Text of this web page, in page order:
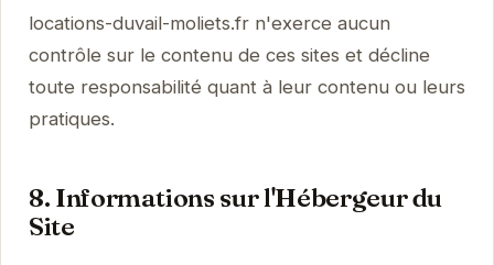
locations-duvail-moliets.fr n'exerce aucun
contrôle sur le contenu de ces sites et décline
toute responsabilité quant à leur contenu ou leurs
pratiques.
8. Informations sur l'Hébergeur du
Site